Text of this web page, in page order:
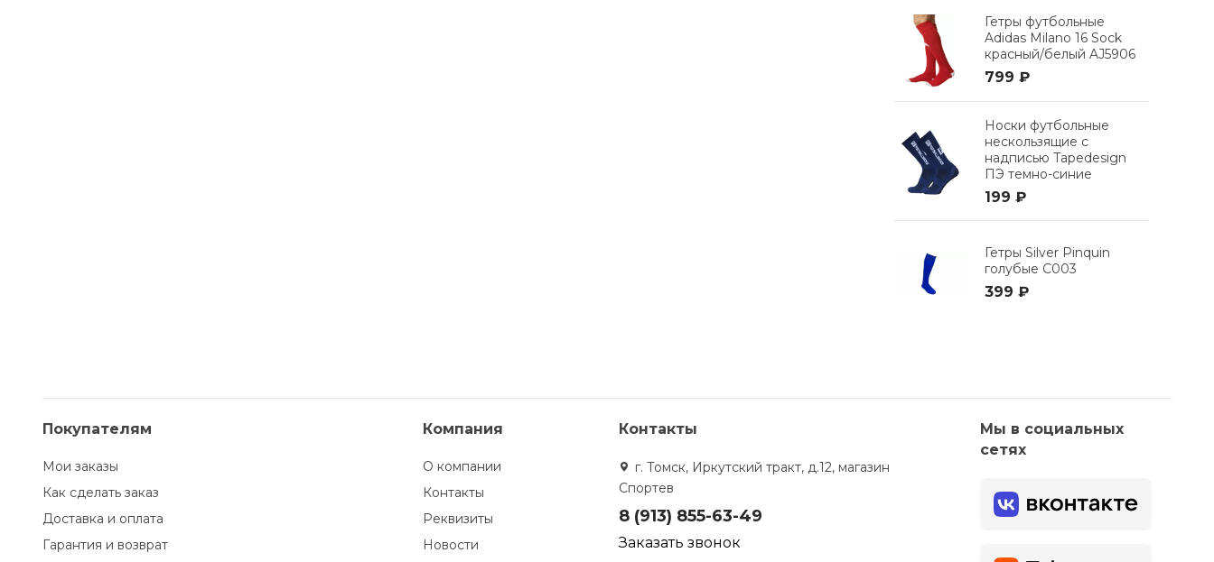
Гетры футбольные
Adidas Milano 16 Sock
красный/белый AJ5906
799 ₽
Носки футбольные
нескользящие с
надписью Tapedesign
ПЭ темно-синие
199 ₽
Гетры Silver Pinquin
голубые C003
399 ₽
Покупателям
Мои заказы
Как сделать заказ
Доставка и оплата
Гарантия и возврат
Компания
О компании
Контакты
Реквизиты
Новости
Контакты
г. Томск, Иркутский тракт, д.12, магазин
Спортев
8 (913) 855-63-49
Заказать звонок
Мы в социальных
сетях